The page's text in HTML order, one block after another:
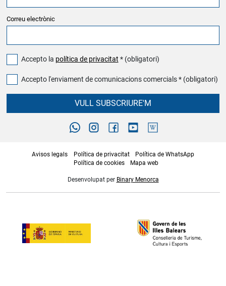
Correu electrònic
Accepto la política de privacitat * (obligatori)
Accepto l'enviament de comunicacions comercials * (obligatori)
VULL SUBSCRIURE'M
Avisos legals Política de privacitat
Política de WhatsApp
Política de cookies
Mapa web
Desenvolupat per Binary Menorca